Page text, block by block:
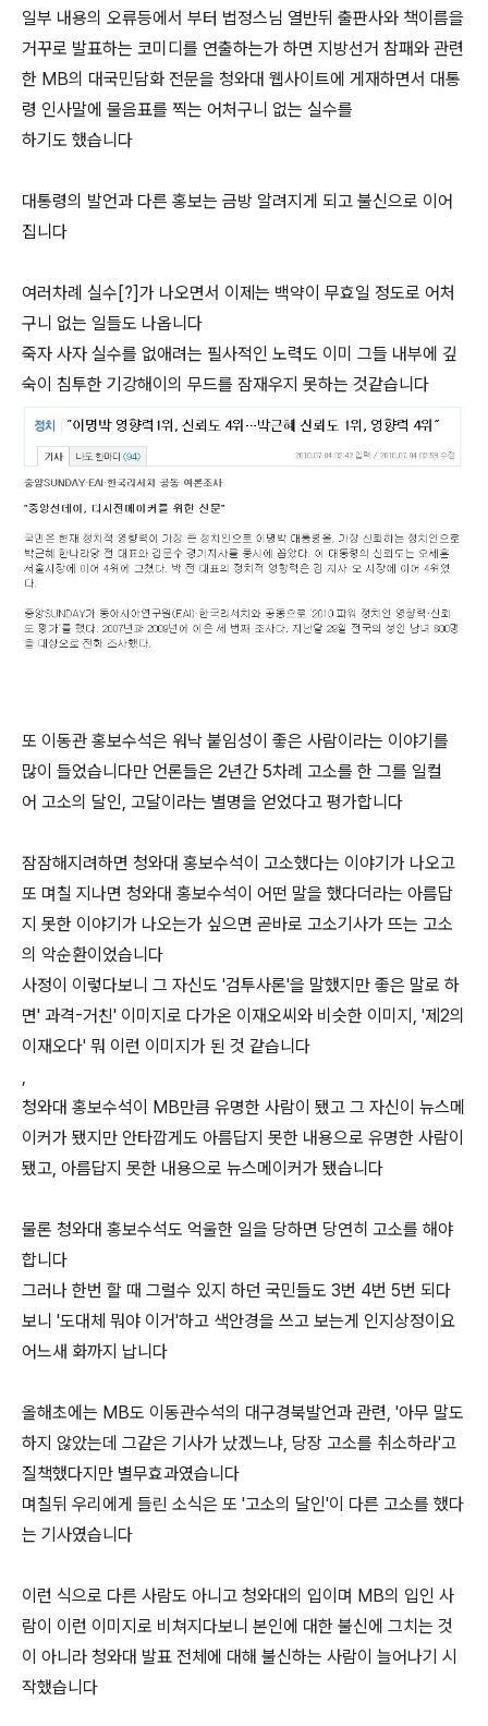
일부 내용의 오류등에서 부터 법정스님 열반뒤 출판사와 책이름을
거꾸로 발표하는 코미디를 연출하는가 하면 지방선거 참패와 관련
한 MB의 대국민담화 전문을 청와대 웹사이트에 게재하면서 대통
령 인사말에 물음표를 찍는 어처구니 없는 실수를
하기도 했습니다
대통령의 발언과 다른 홍보는 금방 알려지게 되고 불신으로 이어
집니다
여러차례 실수[?]가 나오면서 이제는 백약이 무효일 정도로 어처
구니 없는 일들도 나옵니다
죽자 사자 실수를 없애려는 필사적인 노력도 이미 그들 내부에 깊
숙이 침투한 기강해이의 무드를 잠재우지 못하는 것같습니다
또 이동관 홍보수석은 워낙 붙임성이 좋은 사람이라는 이야기를
많이 들었습니다만 언론들은 2년간 5차례 고소를 한 그를 일컬
어 고소의 달인, 고달이라는 별명을 얻었다고 평가합니다
잠잠해지려하면 청와대 홍보수석이 고소했다는 이야기가 나오고
또 며칠 지나면 청와대 홍보수석이 어떤 말을 했다더라는 아름답
지 못한 이야기가 나오는가 싶으면 곧바로 고소기사가 뜨는 고소
의 악순환이었습니다
사정이 이렇다보니 그 자신도 '검투사론'을 말했지만 좋은 말로 하
면' 과격-거친' 이미지로 다가온 이재오씨와 비슷한 이미지, '제2의
이재오다' 뭐 이런 이미지가 된 것 같습니다
,
청와대 홍보수석이 MB만큼 유명한 사람이 됐고 그 자신이 뉴스메
이커가 됐지만 안타깝게도 아름답지 못한 내용으로 유명한 사람이
됐고, 아름답지 못한 내용으로 뉴스메이커가 됐습니다
물론 청와대 홍보수석도 억울한 일을 당하면 당연히 고소를 해야
합니다
그러나 한번 할 때 그럴수 있지 하던 국민들도 3번 4번 5번 되다
보니 '도대체 뭐야 이거'하고 색안경을 쓰고 보는게 인지상정이요
어느새 화까지 납니다
올해초에는 MB도 이동관수석의 대구경북발언과 관련, '아무 말도
하지 않았는데 그같은 기사가 났겠느냐, 당장 고소를 취소하라'고
질책했다지만 별무효과였습니다
며칠뒤 우리에게 들린 소식은 또 '고소의 달인'이 다른 고소를 했다
는 기사였습니다
이런 식으로 다른 사람도 아니고 청와대의 입이며 MB의 입인 사
람이 이런 이미지로 비쳐지다보니 본인에 대한 불신에 그치는 것
이 아니라 청와대 발표 전체에 대해 불신하는 사람이 늘어나기 시
작했습니다